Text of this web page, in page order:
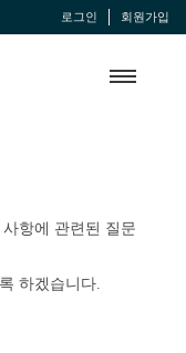
로그인 회원가입
항에 관련된 질문
하겠습니다.